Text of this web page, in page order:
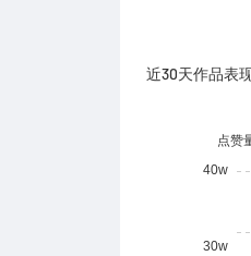
近30天作品表